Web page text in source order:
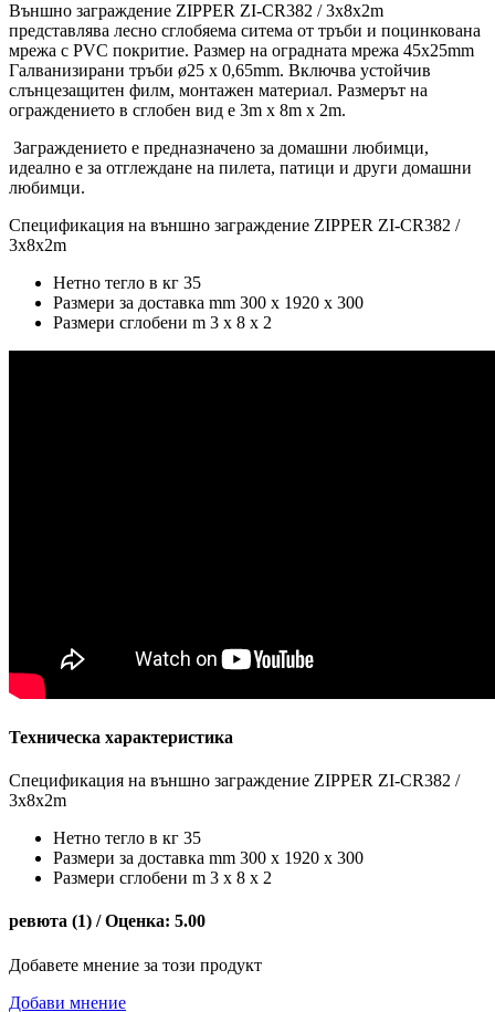
Външно заграждение ZIPPER ZI-CR382 / 3x8x2m
представлява лесно сглобяема ситема от тръби и поцинкована
мрежа с PVC покритие. Размер на оградната мрежа 45x25mm
Галванизирани тръби ø25 x 0,65mm. Включва устойчив
слънцезащитен филм, монтажен материал. Размерът на
ограждението в сглобен вид е 3m x 8m x 2m.
Заграждението е предназначено за домашни любимци,
идеално е за отглеждане на пилета, патици и други домашни
любимци.
Спецификация на външно заграждение ZIPPER ZI-CR382 /
3x8x2m
Нетно тегло в кг 35
Размери за доставка mm 300 x 1920 x 300
Размери сглобени m 3 x 8 x 2
Техническа характеристика
Спецификация на външно заграждение ZIPPER ZI-CR382 /
3x8x2m
Нетно тегло в кг 35
Размери за доставка mm 300 x 1920 x 300
Размери сглобени m 3 x 8 x 2
ревюта (1) / Оценка: 5.00
Добавете мнение за този продукт
Добави мнение